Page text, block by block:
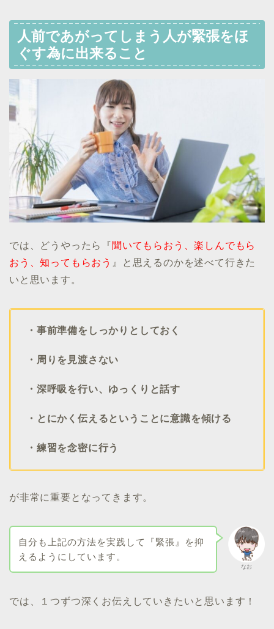
人前であがってしまう人が緊張をほ
ぐす為に出来ること
では、どうやったら『聞いてもらおう、楽しんでもら
おう、知ってもらおう 』と思えるのかを述べて行きた
いと思います。
・事前準備をしっかりとしておく
・周りを見渡さない
・深呼吸を行い、ゆっくりと話す
・とにかく伝えるということに意識を傾ける
・練習を念密に行う
が非常に重要となってきます。
なお
自分も上記の方法を実践して『緊張』を抑
えるようにしています。
では、１つずつ深くお伝えしていきたいと思います！